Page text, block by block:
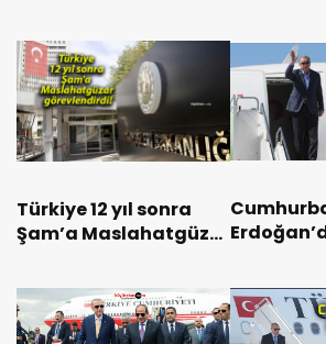
Türkiye 12 yıl sonra
Şam’a Maslahatgüzar